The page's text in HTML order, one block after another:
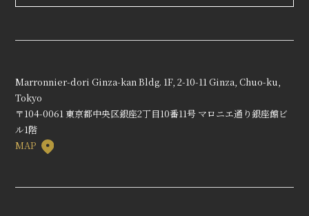
Marronnier-dori Ginza-kan Bldg. 1F, 2-10-11 Ginza, Chuo-ku,
Tokyo
〒104-0061 東京都中央区銀座2丁目10番11号 マロニエ通り銀座館ビ
ル1階
MAP